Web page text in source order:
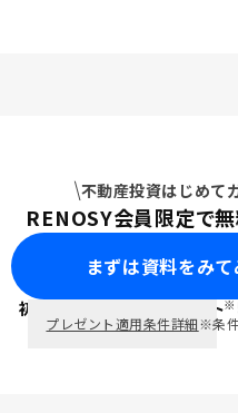
不動産投資はじめて
RENOSY会員限定で無
まずは資料をみて
初回面談で ポイント※
プレゼント適用条件詳細※条